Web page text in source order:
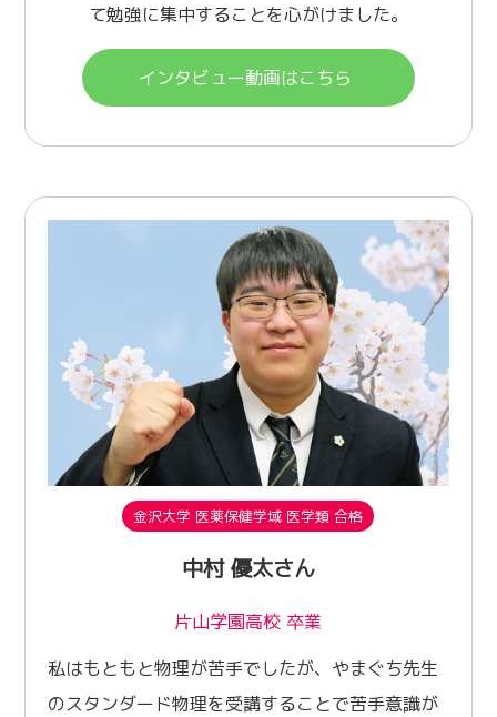
て勉強に集中することを心がけました。
インタビュー動画はこちら
金沢大学 医薬保健学域 医学類 合格
中村 優太さん
片山学園高校 卒業
私はもともと物理が苦手でしたが、やまぐち先生
のスタンダード物理を受講することで苦手意識が